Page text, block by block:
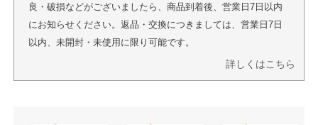
良・破損などがございましたら、商品到着後、営業日7日以内
にお知らせください。返品・交換につきましては、営業日7日
以内、未開封・未使用に限り可能です。
詳しくはこちら